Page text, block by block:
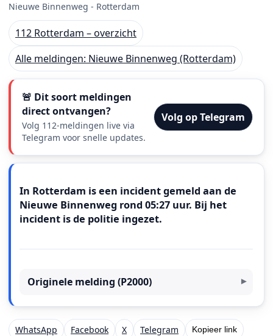
Nieuwe Binnenweg - Rotterdam
112 Rotterdam – overzicht
Alle meldingen: Nieuwe Binnenweg (Rotterdam)
🚨 Dit soort meldingen
direct ontvangen?
Volg 112-meldingen live via
Telegram voor snelle updates.
Volg op Telegram
In Rotterdam is een incident gemeld aan de
Nieuwe Binnenweg rond 05:27 uur. Bij het
incident is de politie ingezet.
Originele melding (P2000)
WhatsApp Facebook X Telegram Kopieer link